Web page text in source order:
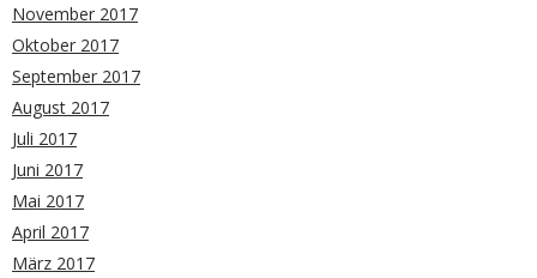
November 2017
Oktober 2017
September 2017
August 2017
Juli 2017
Juni 2017
Mai 2017
April 2017
März 2017